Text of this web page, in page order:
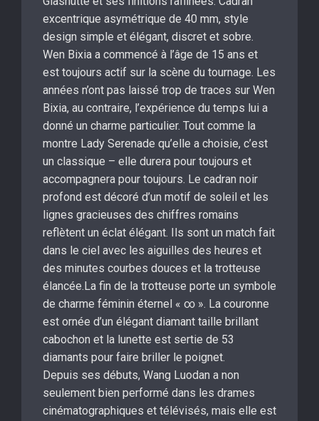
excentrique asymétrique de 40 mm, style
design simple et élégant, discret et sobre.
Wen Bixia a commencé à l’âge de 15 ans et
est toujours actif sur la scène du tournage. Les
années n’ont pas laissé trop de traces sur Wen
Bixia, au contraire, l’expérience du temps lui a
donné un charme particulier. Tout comme la
montre Lady Serenade qu’elle a choisie, c’est
un classique – elle durera pour toujours et
accompagnera pour toujours. Le cadran noir
profond est décoré d’un motif de soleil et les
lignes gracieuses des chiffres romains
reflètent un éclat élégant. Ils sont un match fait
dans le ciel avec les aiguilles des heures et
des minutes courbes douces et la trotteuse
élancée.La fin de la trotteuse porte un symbole
de charme féminin éternel « ∞ ». La couronne
est ornée d’un élégant diamant taille brillant
cabochon et la lunette est sertie de 53
diamants pour faire briller le poignet.
Depuis ses débuts, Wang Luodan a non
seulement bien performé dans les drames
cinématographiques et télévisés, mais elle est